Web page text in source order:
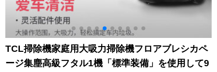
TCL掃除機家庭用大吸力掃除機フロアブレシカペ
ージ集塵高級フタル1機「標準装備」を使用して9